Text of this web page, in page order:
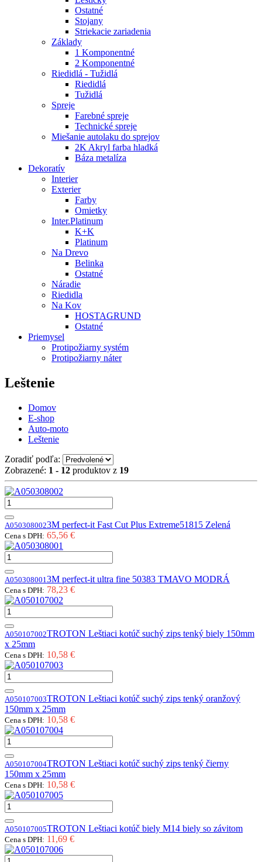
Ostatné
Stojany
Striekacie zariadenia
Základy
1 Komponentné
2 Komponentné
Riedidlá - Tužidlá
Riedidlá
Tužidlá
Spreje
Farebné spreje
Technické spreje
Miešanie autolaku do sprejov
2K Akryl farba hladká
Báza metalíza
Dekoratív
Interier
Exterier
Farby
Omietky
Inter.Platinum
K+K
Platinum
Na Drevo
Belinka
Ostatné
Náradie
Riedidla
Na Kov
HOSTAGRUND
Ostatné
Priemysel
Protipožiarny systém
Protipožiarny náter
Leštenie
Domov
E-shop
Auto-moto
Leštenie
Zoradiť podľa:
Zobrazené: 1 - 12 produktov z 19
A0503080023M perfect-it Fast Cut Plus Extreme51815 Zelená
Cena s DPH: 65,56 €
A0503080013M perfect-it ultra fine 50383 TMAVO MODRÁ
Cena s DPH: 78,23 €
A050107002TROTON Leštiaci kotúč suchý zips tenký biely 150mm
x 25mm
Cena s DPH: 10,58 €
A050107003TROTON Leštiaci kotúč suchý zips tenký oranžový
150mm x 25mm
Cena s DPH: 10,58 €
A050107004TROTON Leštiaci kotúč suchý zips tenký čierny
150mm x 25mm
Cena s DPH: 10,58 €
A050107005TROTON Leštiaci kotúč biely M14 biely so závitom
Cena s DPH: 11,69 €